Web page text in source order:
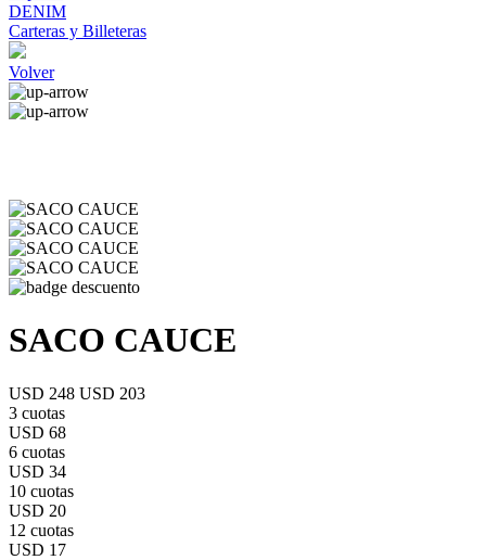
DENIM
Carteras y Billeteras
Volver
SACO CAUCE
USD 248 USD 203
3 cuotas
USD 68
6 cuotas
USD 34
10 cuotas
USD 20
12 cuotas
USD 17